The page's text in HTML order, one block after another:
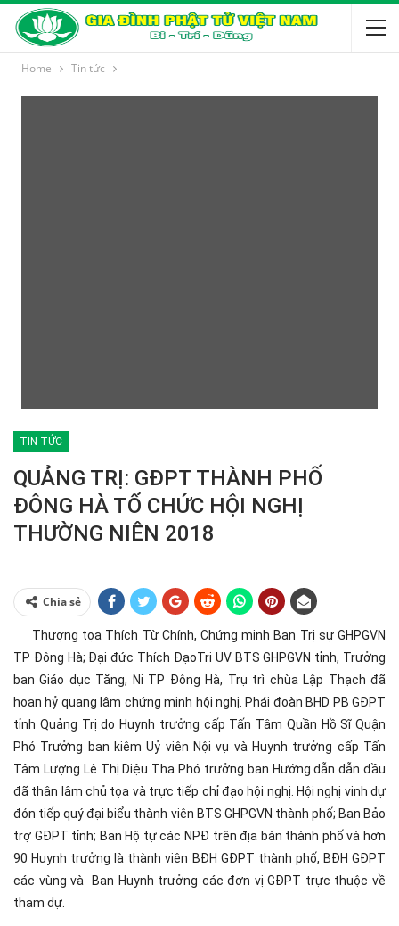
Home Tin tức
TIN TỨC
QUẢNG TRỊ: GĐPT THÀNH PHỐ
ĐÔNG HÀ TỔ CHỨC HỘI NGHỊ
THƯỜNG NIÊN 2018
Chia sẻ
Thượng tọa Thích Từ Chính, Chứng minh Ban Trị sự GHPGVN
TP Đông Hà; Đại đức Thích ĐạoTri UV BTS GHPGVN tỉnh, Trưởng
ban Giáo dục Tăng, Ni TP Đông Hà, Trụ trì chùa Lập Thạch đã
hoan hỷ quang lâm chứng minh hội nghị. Phái đoàn BHD PB GĐPT
tỉnh Quảng Trị do Huynh trưởng cấp Tấn Tâm Quần Hồ Sĩ Quận
Phó Trưởng ban kiêm Uỷ viên Nội vụ và Huynh trưởng cấp Tấn
Tâm Lượng Lê Thị Diệu Tha Phó trưởng ban Hướng dẫn dẫn đầu
đã thân lâm chủ tọa và trực tiếp chỉ đạo hội nghị. Hội nghị vinh dự
đón tiếp quý đại biểu thành viên BTS GHPGVN thành phố; Ban Bảo
trợ GĐPT tỉnh; Ban Hộ tự các NPĐ trên địa bàn thành phố và hơn
90 Huynh trưởng là thành viên BĐH GĐPT thành phố, BĐH GĐPT
các vùng và Ban Huynh trưởng các đơn vị GĐPT trực thuộc về
tham dự.